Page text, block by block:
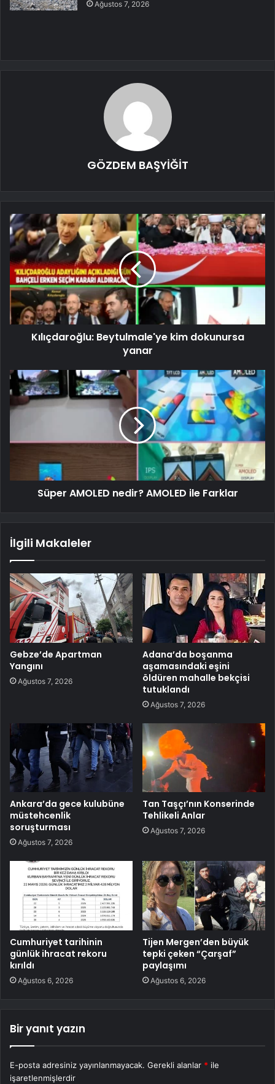
Ağustos 7, 2026
GÖZDEM BAŞYİĞİT
Kılıçdaroğlu: Beytulmale'ye kim dokunursa
yanar
Süper AMOLED nedir? AMOLED ile Farklar
İlgili Makaleler
Gebze’de Apartman
Yangını
Ağustos 7, 2026
Adana’da boşanma
aşamasındaki eşini
öldüren mahalle bekçisi
tutuklandı
Ağustos 7, 2026
Ankara’da gece kulubüne
müstehcenlik
soruşturması
Ağustos 7, 2026
Tan Taşçı’nın Konserinde
Tehlikeli Anlar
Ağustos 7, 2026
Cumhuriyet tarihinin
günlük ihracat rekoru
kırıldı
Ağustos 6, 2026
Tijen Mergen’den büyük
tepki çeken “Çarşaf”
paylaşımı
Ağustos 6, 2026
Bir yanıt yazın
E-posta adresiniz yayınlanmayacak. Gerekli alanlar * ile
işaretlenmişlerdir